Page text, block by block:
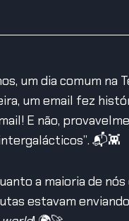
um dia comum na
um email fez
E não,
📬👾
a maioria de
estavam